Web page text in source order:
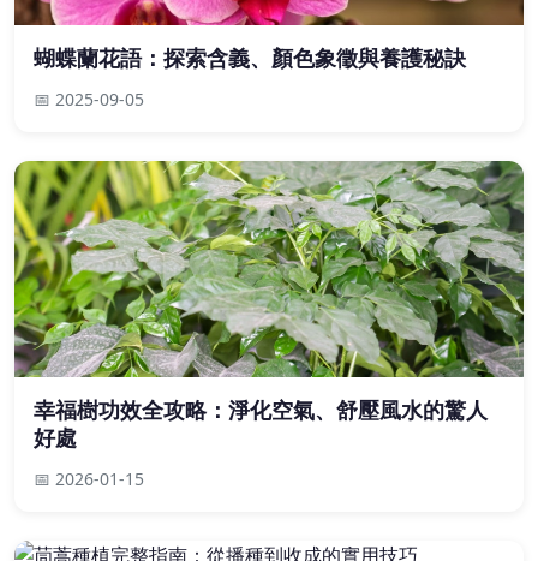
蝴蝶蘭花語：探索含義、顏色象徵與養護秘訣
📅 2025-09-05
幸福樹功效全攻略：淨化空氣、舒壓風水的驚人
好處
📅 2026-01-15